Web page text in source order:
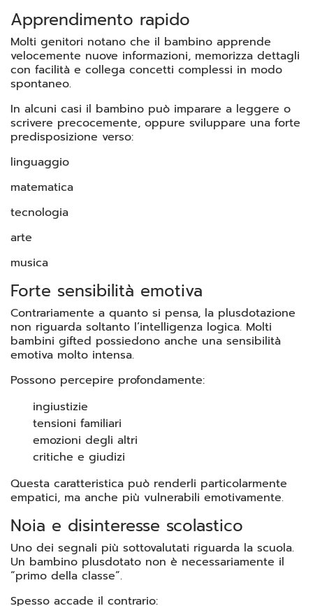
Apprendimento rapido
Molti genitori notano che il bambino apprende
velocemente nuove informazioni, memorizza dettagli
con facilità e collega concetti complessi in modo
spontaneo.
In alcuni casi il bambino può imparare a leggere o
scrivere precocemente, oppure sviluppare una forte
predisposizione verso:
linguaggio
matematica
tecnologia
arte
musica
Forte sensibilità emotiva
Contrariamente a quanto si pensa, la plusdotazione
non riguarda soltanto l’intelligenza logica. Molti
bambini gifted possiedono anche una sensibilità
emotiva molto intensa.
Possono percepire profondamente:
ingiustizie
tensioni familiari
emozioni degli altri
critiche e giudizi
Questa caratteristica può renderli particolarmente
empatici, ma anche più vulnerabili emotivamente.
Noia e disinteresse scolastico
Uno dei segnali più sottovalutati riguarda la scuola.
Un bambino plusdotato non è necessariamente il
“primo della classe”.
Spesso accade il contrario: